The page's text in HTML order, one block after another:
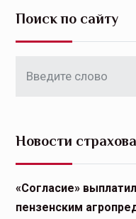
Поиск по сайту
Новости
«Согласие»
пензенским